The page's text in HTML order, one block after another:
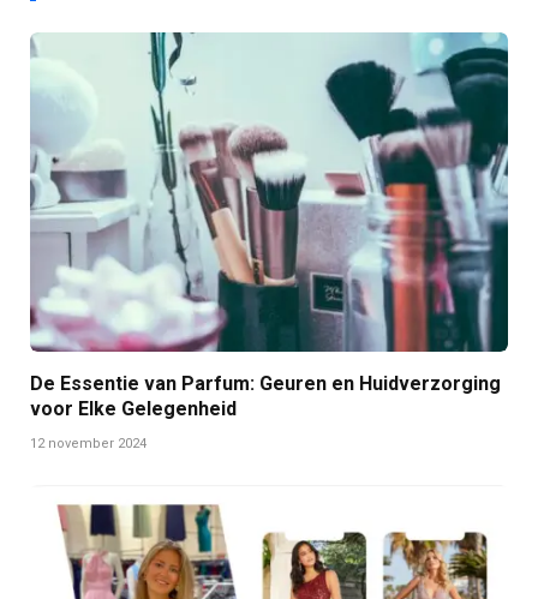
De Essentie van Parfum: Geuren en Huidverzorging
voor Elke Gelegenheid
12 november 2024